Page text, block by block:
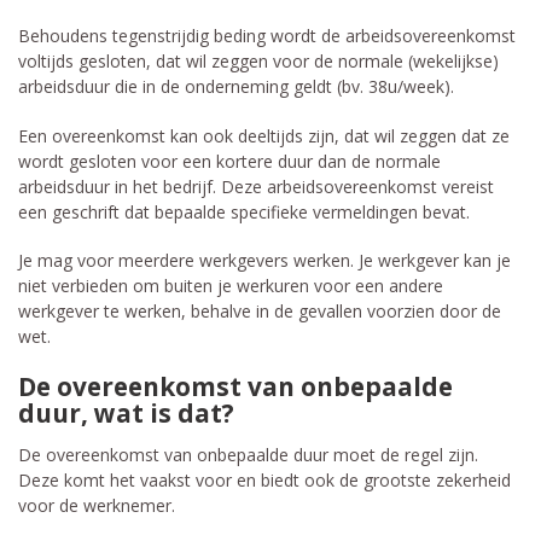
Behoudens tegenstrijdig beding wordt de arbeidsovereenkomst
voltijds gesloten, dat wil zeggen voor de normale (wekelijkse)
arbeidsduur die in de onderneming geldt (bv. 38u/week).
Een overeenkomst kan ook deeltijds zijn, dat wil zeggen dat ze
wordt gesloten voor een kortere duur dan de normale
arbeidsduur in het bedrijf. Deze arbeidsovereenkomst vereist
een geschrift dat bepaalde specifieke vermeldingen bevat.
Je mag voor meerdere werkgevers werken. Je werkgever kan je
niet verbieden om buiten je werkuren voor een andere
werkgever te werken, behalve in de gevallen voorzien door de
wet.
De overeenkomst van onbepaalde
duur, wat is dat?
De overeenkomst van onbepaalde duur moet de regel zijn.
Deze komt het vaakst voor en biedt ook de grootste zekerheid
voor de werknemer.